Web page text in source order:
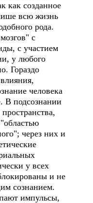
как созданное
всю жизнь
рода.
с
с участием
у любого
Гораздо
человека
В подсознании
через них и
у всех
и не
сознанием.
импульсы,